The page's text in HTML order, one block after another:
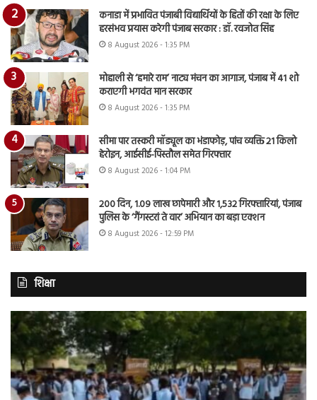
कनाडा में प्रभावित पंजाबी विद्यार्थियों के हितों की रक्षा के लिए
हरसंभव प्रयास करेगी पंजाब सरकार : डॉ. रवजोत सिंह
8 August 2026 - 1:35 PM
मोहाली से ‘हमारे राम’ नाट्य मंचन का आगाज, पंजाब में 41 शो
कराएगी भगवंत मान सरकार
8 August 2026 - 1:35 PM
सीमा पार तस्करी मॉड्यूल का भंडाफोड़, पांच व्यक्ति 21 किलो
हेरोइन, आईसीई-पिस्तौल समेत गिरफ्तार
8 August 2026 - 1:04 PM
200 दिन, 1.09 लाख छापेमारी और 1,532 गिरफ्तारियां, पंजाब
पुलिस के ‘गैंगस्टरां ते वार’ अभियान का बड़ा एक्शन
8 August 2026 - 12:59 PM
शिक्षा